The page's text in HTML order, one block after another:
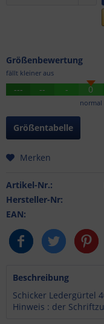
Größenbewertung
fällt kleiner aus
--- -- - 0
normal
Größentabelle
Merken
Artikel-Nr.:
Hersteller-Nr:
EAN:
Beschreibung
Schicker Ledergürtel
Hinweis : der